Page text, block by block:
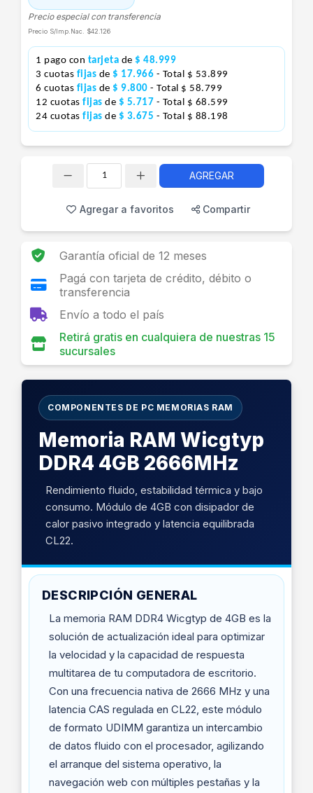
Precio especial con transferencia
Precio S/Imp.Nac. $42.126
1 pago con tarjeta de $ 48.999
3 cuotas fijas de $ 17.966 - Total $ 53.899
6 cuotas fijas de $ 9.800 - Total $ 58.799
12 cuotas fijas de $ 5.717 - Total $ 68.599
24 cuotas fijas de $ 3.675 - Total $ 88.198
AGREGAR
Agregar a favoritos Compartir
Garantía oficial de 12 meses
Pagá con tarjeta de crédito, débito o
transferencia
Envío a todo el país
Retirá gratis en cualquiera de nuestras 15
sucursales
COMPONENTES DE PC MEMORIAS RAM
Memoria RAM Wicgtyp
DDR4 4GB 2666MHz
Rendimiento fluido, estabilidad térmica y bajo
consumo. Módulo de 4GB con disipador de
calor pasivo integrado y latencia equilibrada
CL22.
DESCRIPCIÓN GENERAL
La memoria RAM DDR4 Wicgtyp de 4GB es la
solución de actualización ideal para optimizar
la velocidad y la capacidad de respuesta
multitarea de tu computadora de escritorio.
Con una frecuencia nativa de 2666 MHz y una
latencia CAS regulada en CL22, este módulo
de formato UDIMM garantiza un intercambio
de datos fluido con el procesador, agilizando
el arranque del sistema operativo, la
navegación web con múltiples pestañas y la